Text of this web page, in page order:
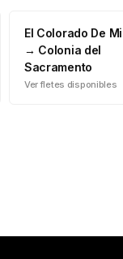
El Colorado De
→ Colonia del
Sacramento
Ver fletes disponibles